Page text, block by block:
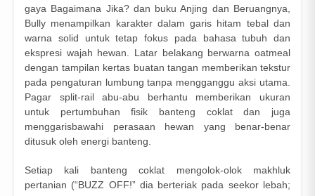
gaya Bagaimana Jika? dan buku Anjing dan Beruangnya,
Bully menampilkan karakter dalam garis hitam tebal dan
warna solid untuk tetap fokus pada bahasa tubuh dan
ekspresi wajah hewan. Latar belakang berwarna oatmeal
dengan tampilan kertas buatan tangan memberikan tekstur
pada pengaturan lumbung tanpa mengganggu aksi utama.
Pagar split-rail abu-abu berhantu memberikan ukuran
untuk pertumbuhan fisik banteng coklat dan juga
menggarisbawahi perasaan hewan yang benar-benar
ditusuk oleh energi banteng.
Setiap kali banteng coklat mengolok-olok makhluk
pertanian (“BUZZ OFF!” dia berteriak pada seekor lebah;